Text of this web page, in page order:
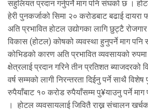
सहुलियत प्रदान गर्नुपर्ने माग पनि संघको छ ।
हेरी पुनकर्जाको सिमा २० करोडबाट बढाई दायरा
अति प्रभावित होटल उद्योगका लागि छुट्टै
विकास (होटल) कोषको व्यवस्था हुनुपर्ने माग
कोभिडको कारण अति प्रभावित व्यवसायको
क्षेत्रलाई प्रदान गरिने तीन प्रतिशत ब्याजदरको
वर्ष सम्मको लागी निरन्तरता दिईनु पर्ने साथै
रुपैयाँबाट १० करोड रुपैयाँसम्म पु¥याउनु पर्ने माग
। होटल व्यवसायलाई जिवितै राख्न संचालन